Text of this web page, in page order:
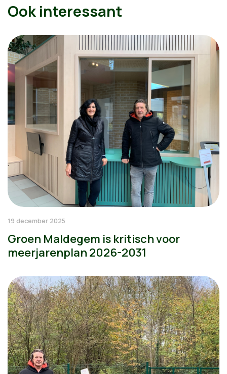
Ook interessant
19 december 2025
Groen Maldegem is kritisch voor
meerjarenplan 2026-2031